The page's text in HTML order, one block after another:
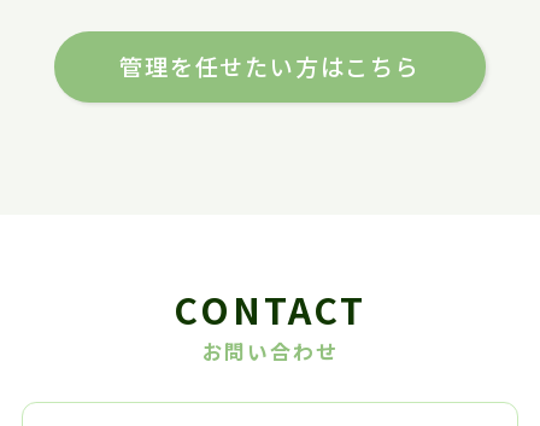
管理を任せたい方はこちら
CONTACT
お問い合わせ